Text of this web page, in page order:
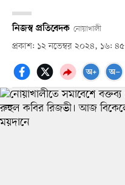
নিজস্ব প্রতিবেদক নোয়াখালী
প্রকাশ: ১২ নভেম্বর ২০২৪, ১৬: ৪৫